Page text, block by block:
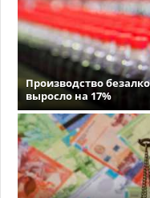
Производство
выросло на 17%